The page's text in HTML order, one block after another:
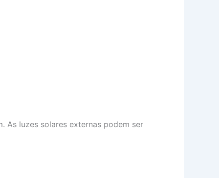
As luzes solares externas podem ser